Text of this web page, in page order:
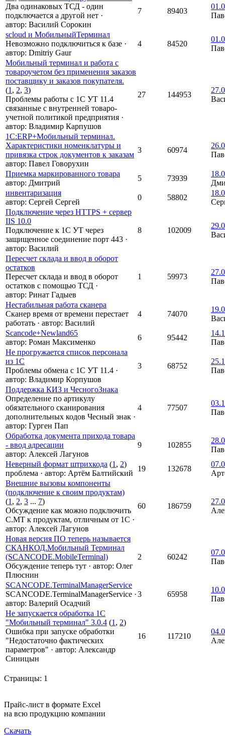
Два одинаковых ТСД - один
подключается а другой нет ·
автор: Василий Сорокин
7 89403
scloud и МобильныйТерминал
Невозможно подключиться к базе ·
автор: Dmitriy Gaur
4 84520
Мобильный терминал и работа с
товароучетом без применения заказов
поставщику и заказов покупателя.
(1 , 2, 3)
Проблемы работы с 1С УТ 11.4
связанные с внутренней товаро-
учетной политикой предприятия ·
автор: Владимир Карпушов
27 144953
1С:ERP+Мобильный терминал.
Характеристики номенклатуры и
привязка строк документов к заказам
автор: Павел Говорухин
3 60974
Приемка маркированного товара
автор: Дмитрий
5 73939
инвентаризация
автор: Сергей Сергей
0 58802
Подключение через HTTPS + сервер
IIS 10.0
Подключение к 1С УТ через
защищенное соединение порт 443 ·
автор: Василий
8 102009
Пересчет склада и ввод в оборот
остатков
Пересчет склада и ввод в оборот
остатков с помощью ТСД ·
автор: Ринат Гадыев
1 59973
Нестабильная работа сканера
Сканер время от времени перестает
работать · автор: Василий
4 74070
Scancode+Newland65
автор: Роман Максименко
6 95442
Не прогружается список персонала
из 1С
Проблемы обмена с 1С УТ 11.4 ·
автор: Владимир Корпушов
3 68752
Поддержка КИЗ и ЧесногоЗнака
Определение по артикулу
обязательного сканирования
дополнительных кодов Чесный знак ·
автор: Гурген Пап
4 77507
Обработка документа прихода товара
- ввод адресации
автор: Алексей Лагунов
9 102855
Неверный формат штрихкода (1 , 2)
проблема · автор: Артём Балтийский
19 132678
Внешние вызовы компоненты
(подключение к своим продуктам)
(1 , 2, 3 ... 7)
Обсуждение как можно подключить
С.МТ к продуктам, отличным от 1С ·
автор: Алексей Лагунов
60 186759
Новая версия ПО теперь называется
СКАНКОД.Мобильный Терминал
(SCANCODE.MobileTerminal)
Обсуждение теперь тут · автор: Олег
Плюснин
2 60242
SCANCODE.TerminalManagerService
SCANCODE.TerminalManagerService ·
автор: Валерий Осадчий
3 65958
Не запускается обработка 1С
"Мобильный терминал" 3.0.4 (1 , 2)
Ошибка при запуске обработки
"Недостаточно фактических
параметров" · автор: Александр
Синицын
16 117210
Страницы: 1
Прайс-лист в формате Excel
на всю продукцию компании
Скачать